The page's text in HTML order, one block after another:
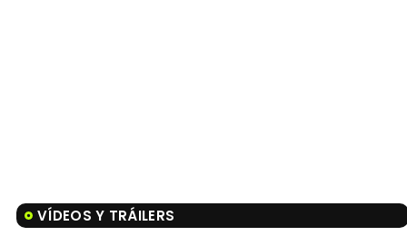
VÍDEOS Y TRÁILERS